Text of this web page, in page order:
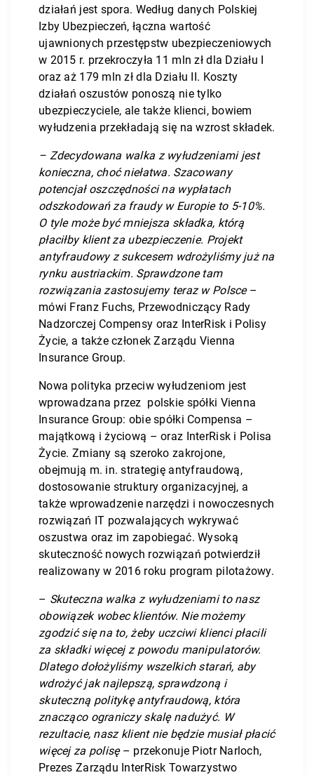
działań jest spora. Według danych Polskiej
Izby Ubezpieczeń, łączna wartość
ujawnionych przestępstw ubezpieczeniowych
w 2015 r. przekroczyła 11 mln zł dla Działu I
oraz aż 179 mln zł dla Działu II. Koszty
działań oszustów ponoszą nie tylko
ubezpieczyciele, ale także klienci, bowiem
wyłudzenia przekładają się na wzrost składek.
– Zdecydowana walka z wyłudzeniami jest
konieczna, choć niełatwa. Szacowany
potencjał oszczędności na wypłatach
odszkodowań za fraudy w Europie to 5-10%.
O tyle może być mniejsza składka, którą
płaciłby klient za ubezpieczenie. Projekt
antyfraudowy z sukcesem wdrożyliśmy już na
rynku austriackim. Sprawdzone tam
rozwiązania zastosujemy teraz w Polsce –
mówi Franz Fuchs, Przewodniczący Rady
Nadzorczej Compensy oraz InterRisk i Polisy
Życie, a także członek Zarządu Vienna
Insurance Group.
Nowa polityka przeciw wyłudzeniom jest
wprowadzana przez polskie spółki Vienna
Insurance Group: obie spółki Compensa –
majątkową i życiową – oraz InterRisk i Polisa
Życie. Zmiany są szeroko zakrojone,
obejmują m. in. strategię antyfraudową,
dostosowanie struktury organizacyjnej, a
także wprowadzenie narzędzi i nowoczesnych
rozwiązań IT pozwalających wykrywać
oszustwa oraz im zapobiegać. Wysoką
skuteczność nowych rozwiązań potwierdził
realizowany w 2016 roku program pilotażowy.
– Skuteczna walka z wyłudzeniami to nasz
obowiązek wobec klientów. Nie możemy
zgodzić się na to, żeby uczciwi klienci płacili
za składki więcej z powodu manipulatorów.
Dlatego dołożyliśmy wszelkich starań, aby
wdrożyć jak najlepszą, sprawdzoną i
skuteczną politykę antyfraudową, która
znacząco ograniczy skalę nadużyć. W
rezultacie, nasz klient nie będzie musiał płacić
więcej za polisę – przekonuje Piotr Narloch,
Prezes Zarządu InterRisk Towarzystwo